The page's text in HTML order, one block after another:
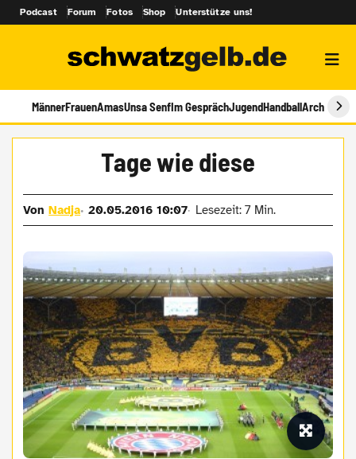
Podcast Forum Fotos Shop Unterstütze uns!
MännerFrauenAmasUnsa SenfIm GesprächJugendHandballArchiv
Tage wie diese
VonNadja 20.05.2016 10:07 Lesezeit: 7 Min.